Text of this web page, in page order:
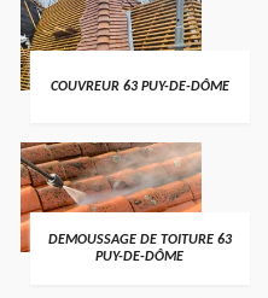
COUVREUR 63 PUY-DE-DÔME
DEMOUSSAGE DE TOITURE 63
PUY-DE-DÔME